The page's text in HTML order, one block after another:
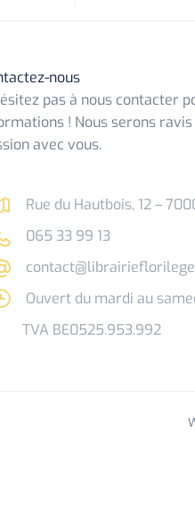
nous
pas à nous contacter
! Nous serons
avec vous.
Rue du Hautbois, 12 –
065 33 99 13
Ouvert du mardi au
TVA BE0525.953.992